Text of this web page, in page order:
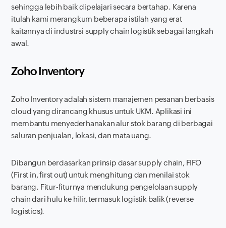
sehingga lebih baik dipelajari secara bertahap. Karena
itulah kami merangkum beberapa istilah yang erat
kaitannya di industrsi supply chain logistik sebagai langkah
awal.
Zoho Inventory
Zoho Inventory adalah sistem manajemen pesanan berbasis
cloud yang dirancang khusus untuk UKM. Aplikasi ini
membantu menyederhanakan alur stok barang di berbagai
saluran penjualan, lokasi, dan mata uang.
Dibangun berdasarkan prinsip dasar supply chain, FIFO
(First in, first out) untuk menghitung dan menilai stok
barang. Fitur-fiturnya mendukung pengelolaan supply
chain dari hulu ke hilir, termasuk logistik balik (reverse
logistics).